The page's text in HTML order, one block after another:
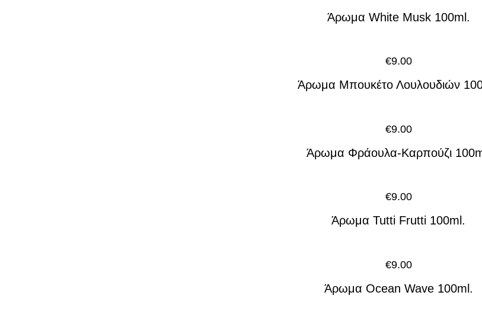
Άρωμα White Musk 100ml.
€9.00
Άρωμα Μπουκέτο Λουλουδιών
€9.00
Άρωμα Φράουλα-Καρπούζι
€9.00
Άρωμα Tutti Frutti 100ml.
€9.00
Άρωμα Ocean Wave 100ml.